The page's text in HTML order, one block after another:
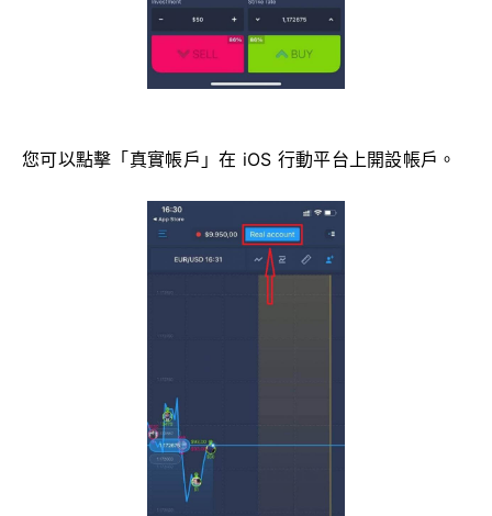
您可以點擊「真實帳戶」在 iOS 行動平台上開設帳戶。